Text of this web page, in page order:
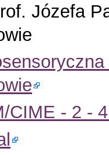
Józefa
CIME - 2 -